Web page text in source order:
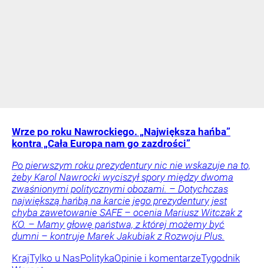
Wrze po roku Nawrockiego. „Największa hańba”
kontra „Cała Europa nam go zazdrości”
Po pierwszym roku prezydentury nic nie wskazuje na to,
żeby Karol Nawrocki wyciszył spory między dwoma
zwaśnionymi politycznymi obozami. – Dotychczas
największą hańbą na karcie jego prezydentury jest
chyba zawetowanie SAFE – ocenia Mariusz Witczak z
KO. – Mamy głowę państwa, z której możemy być
dumni – kontruje Marek Jakubiak z Rozwoju Plus.
KrajTylko u NasPolitykaOpinie i komentarzeTygodnik